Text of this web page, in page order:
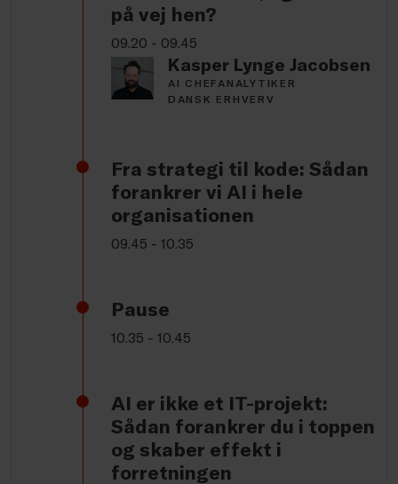
på vej hen?
09.20 - 09.45
Kasper Lynge Jacobsen
AI CHEFANALYTIKER
DANSK ERHVERV
Fra strategi til kode: Sådan
forankrer vi AI i hele
organisationen
09.45 - 10.35
Pause
10.35 - 10.45
AI er ikke et IT-projekt:
Sådan forankrer du i toppen
og skaber effekt i
forretningen